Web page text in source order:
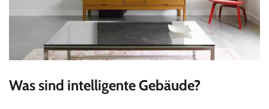
Was sind intelligente Gebäude?